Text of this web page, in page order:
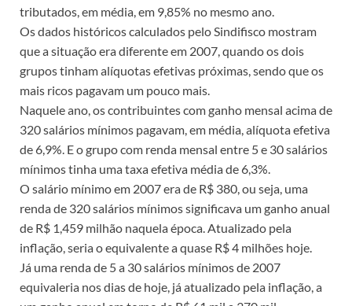
tributados, em média, em 9,85% no mesmo ano.
Os dados históricos calculados pelo Sindifisco mostram
que a situação era diferente em 2007, quando os dois
grupos tinham alíquotas efetivas próximas, sendo que os
mais ricos pagavam um pouco mais.
Naquele ano, os contribuintes com ganho mensal acima de
320 salários mínimos pagavam, em média, alíquota efetiva
de 6,9%. E o grupo com renda mensal entre 5 e 30 salários
mínimos tinha uma taxa efetiva média de 6,3%.
O salário mínimo em 2007 era de R$ 380, ou seja, uma
renda de 320 salários mínimos significava um ganho anual
de R$ 1,459 milhão naquela época. Atualizado pela
inflação, seria o equivalente a quase R$ 4 milhões hoje.
Já uma renda de 5 a 30 salários mínimos de 2007
equivaleria nos dias de hoje, já atualizado pela inflação, a